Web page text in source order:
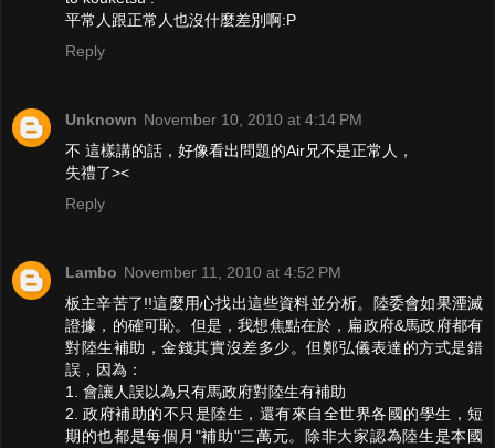
平常人跟正常人也沒什麼差別啊:P
Reply
Unknown November 10, 2010 at 4:14 PM
不 這樣講的話，好像看出問題的Air兄不是正常人，
失禮了><
Reply
Lambo November 11, 2010 at 4:52 PM
板主辛苦了!!這麼用心找出這些資料並分析。陸委會如果湮滅
證據，的確可恥。但是，我想焦點在於，扁政府&馬政府都有
對陸生補助，金錢其實沒差多少。但鄭弘儀表達的方式是錯
誤，因為：
1. 會讓人誤以為只有馬政府對陸生有補助
2. 政府補助的不只是陸生，還有來自全世界各國的學生，短
期的也都是每個月"補助"三萬元。除非大家認為陸生是本國